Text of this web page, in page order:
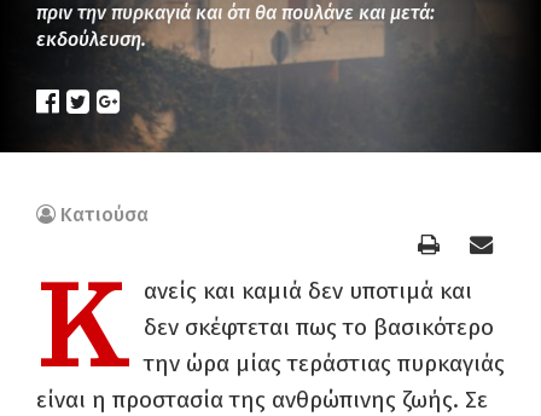
πριν την πυρκαγιά και ότι θα πουλάνε και μετά:
εκδούλευση.
Κατιούσα
Κ
ανείς και καμιά δεν υποτιμά και
δεν σκέφτεται πως το βασικότερο
την ώρα μίας τεράστιας πυρκαγιάς
είναι η προστασία της ανθρώπινης ζωής. Σε